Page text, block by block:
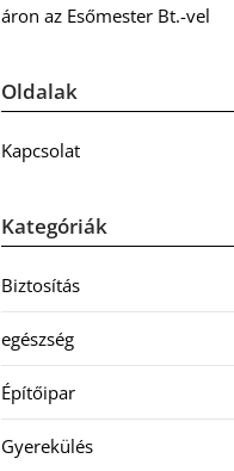
áron az Esőmester Bt.-vel
Oldalak
Kapcsolat
Kategóriák
Biztosítás
egészség
Építőipar
Gyerekülés